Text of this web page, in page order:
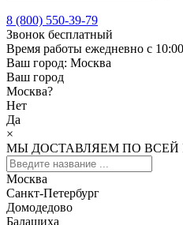
8 (800) 550-39-79
Звонок бесплатный
Время работы ежедневно с
Ваш город: Москва
Ваш город
Москва?
Нет
Да
×
МЫ ДОСТАВЛЯЕМ ПО ВСЕЙ
Москва
Санкт-Петербург
Домодедово
Балашиха